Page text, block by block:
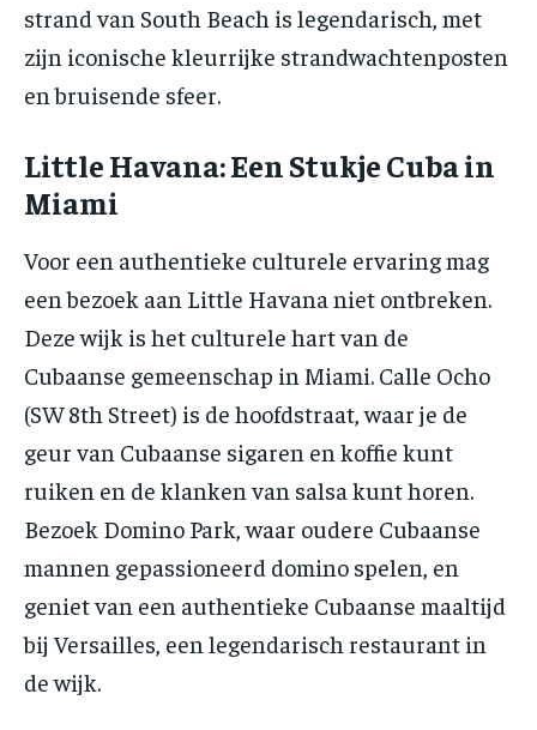
strand van South Beach is legendarisch, met
zijn iconische kleurrijke strandwachtenposten
en bruisende sfeer.
Little Havana: Een Stukje Cuba in
Miami
Voor een authentieke culturele ervaring mag
een bezoek aan Little Havana niet ontbreken.
Deze wijk is het culturele hart van de
Cubaanse gemeenschap in Miami. Calle Ocho
(SW 8th Street) is de hoofdstraat, waar je de
geur van Cubaanse sigaren en koffie kunt
ruiken en de klanken van salsa kunt horen.
Bezoek Domino Park, waar oudere Cubaanse
mannen gepassioneerd domino spelen, en
geniet van een authentieke Cubaanse maaltijd
bij Versailles, een legendarisch restaurant in
de wijk.